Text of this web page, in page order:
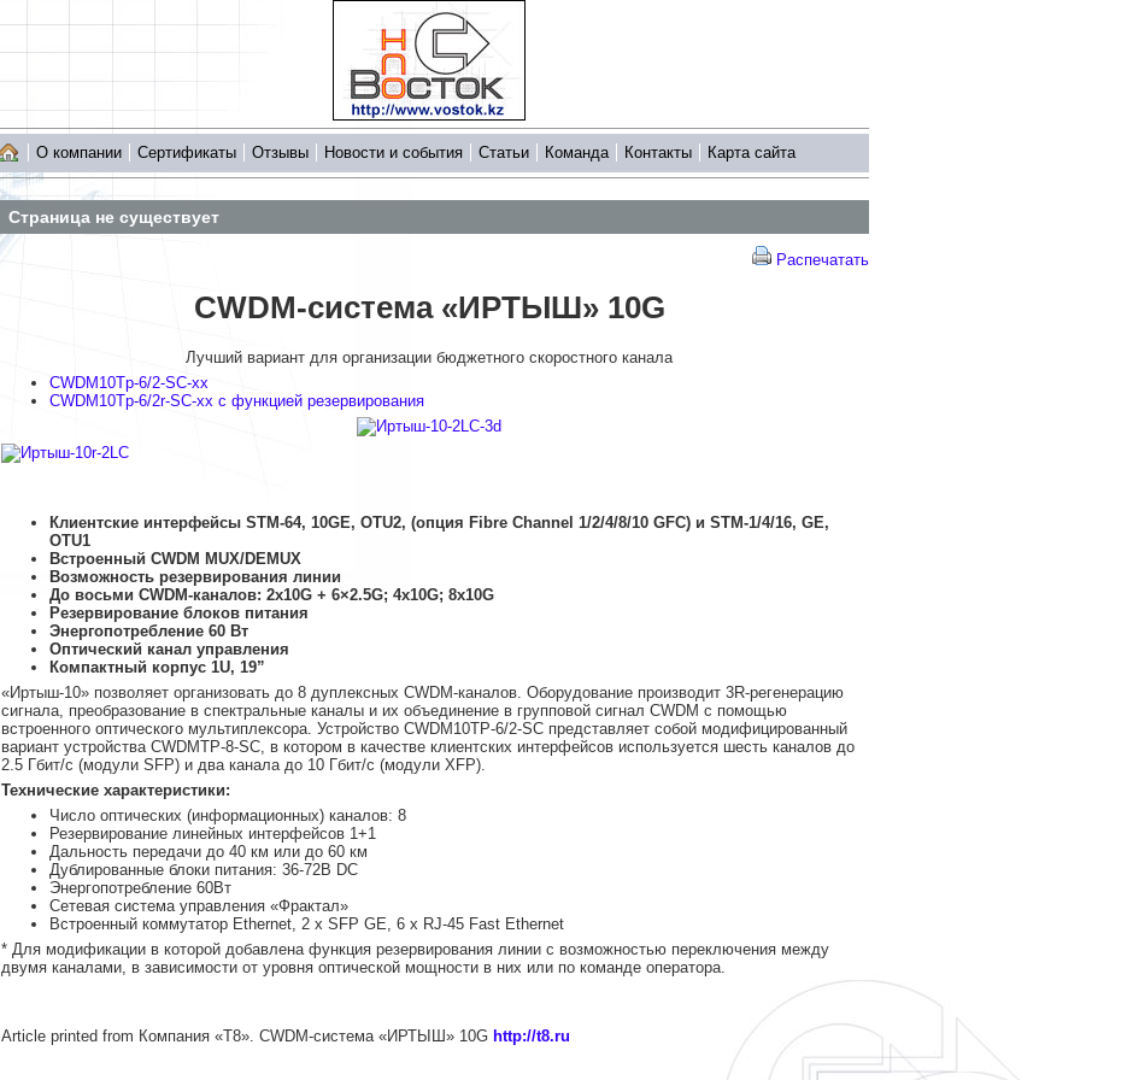
О компании Сертификаты Отзывы Новости и события Статьи Команда Контакты Карта сайта
Страница не существует
Распечатать
CWDM-система «ИРТЫШ» 10G
Лучший вариант для организации бюджетного скоростного канала
CWDM10Tp-6/2-SC-xx
CWDM10Tp-6/2r-SC-xx с функцией резервирования
Клиентские интерфейсы STM-64, 10GE, OTU2, (опция Fibre Channel 1/2/4/8/10 GFC) и STM-1/4/16, GE,
OTU1
Встроенный CWDM MUX/DEMUX
Возможность резервирования линии
До восьми CWDM-каналов: 2x10G + 6×2.5G; 4x10G; 8x10G
Резервирование блоков питания
Энергопотребление 60 Вт
Оптический канал управления
Компактный корпус 1U, 19”
«Иртыш-10» позволяет организовать до 8 дуплексных CWDM-каналов. Оборудование производит 3R-регенерацию
сигнала, преобразование в спектральные каналы и их объединение в групповой сигнал CWDM с помощью
встроенного оптического мультиплексора. Устройство CWDM10TP-6/2-SC представляет собой модифицированный
вариант устройства CWDMTP-8-SC, в котором в качестве клиентских интерфейсов используется шесть каналов до
2.5 Гбит/с (модули SFP) и два канала до 10 Гбит/с (модули XFP).
Технические характеристики:
Число оптических (информационных) каналов: 8
Резервирование линейных интерфейсов 1+1
Дальность передачи до 40 км или до 60 км
Дублированные блоки питания: 36-72В DC
Энергопотребление 60Вт
Сетевая система управления «Фрактал»
Встроенный коммутатор Ethernet, 2 x SFP GE, 6 x RJ-45 Fast Ethernet
* Для модификации в которой добавлена функция резервирования линии с возможностью переключения между
двумя каналами, в зависимости от уровня оптической мощности в них или по команде оператора.
Article printed from Компания «Т8». CWDM-система «ИРТЫШ» 10G http://t8.ru